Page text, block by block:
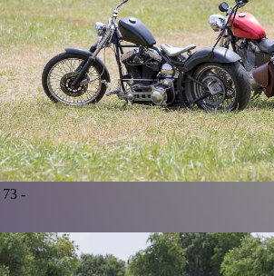
73 -